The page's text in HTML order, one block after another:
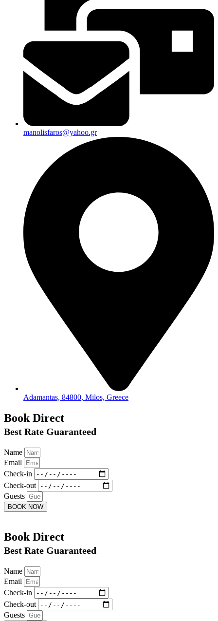
manolisfaros@yahoo.gr
Adamantas, 84800, Milos, Greece
Book Direct
Best Rate Guaranteed
Name
Email
Check-in
Check-out
Guests
BOOK NOW
Book Direct
Best Rate Guaranteed
Name
Email
Check-in
Check-out
Guests